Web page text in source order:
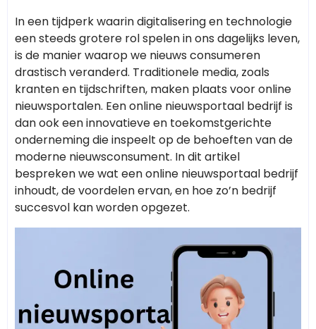
In een tijdperk waarin digitalisering en technologie
een steeds grotere rol spelen in ons dagelijks leven,
is de manier waarop we nieuws consumeren
drastisch veranderd. Traditionele media, zoals
kranten en tijdschriften, maken plaats voor online
nieuwsportalen. Een online nieuwsportaal bedrijf is
dan ook een innovatieve en toekomstgerichte
onderneming die inspeelt op de behoeften van de
moderne nieuwsconsument. In dit artikel
bespreken we wat een online nieuwsportaal bedrijf
inhoudt, de voordelen ervan, en hoe zo’n bedrijf
succesvol kan worden opgezet.